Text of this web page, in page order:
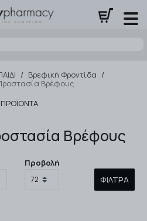
/ Βρεφική Φροντίδα /
Βρέφους
ΠΡΟΪΌΝΤΑ
Βρέφους
Προβολή
ΦΊΛΤΡΑ